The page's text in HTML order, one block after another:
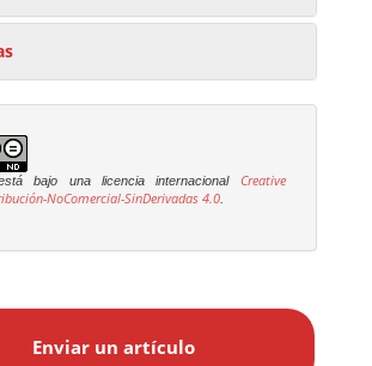
bajo una licencia internacional
Creative
NoComercial-SinDerivadas 4.0
Enviar un artículo